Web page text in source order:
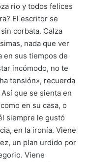
rio y todos felices
El escritor se
corbata. Calza
nada que ver
en sus tiempos de
incómodo, no te
tensión», recuerda
que se sienta en
en su casa, o
siempre le gustó
en la ironía. Viene
un plan urdido por
Viene